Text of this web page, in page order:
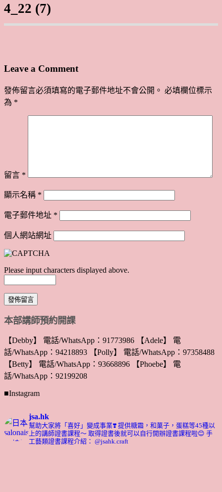
4_22 (7)
Leave a Comment
發佈留言必須填寫的電子郵件地址不會公開。 必填欄位標示
為 *
留言 *
顯示名稱 *
電子郵件地址 *
個人網站網址
Please input characters displayed above.
本部講師預約開課
【Debby】 電話/WhatsApp：91773986 【Adele】 電
話/WhatsApp：94218893 【Polly】 電話/WhatsApp：97358488
【Betty】 電話/WhatsApp：93668896 【Phoebe】 電
話/WhatsApp：92199208
■Instagram
jsa.hk
幫助大家將「喜好」變成事業❣️ 提供糖霜，和菓子，蛋糕等45種以
上的講師證書課程～ 取得證書後就可以自行開辦證書課程啦😊 手
工藝類證書課程介紹： @jsahk.craft